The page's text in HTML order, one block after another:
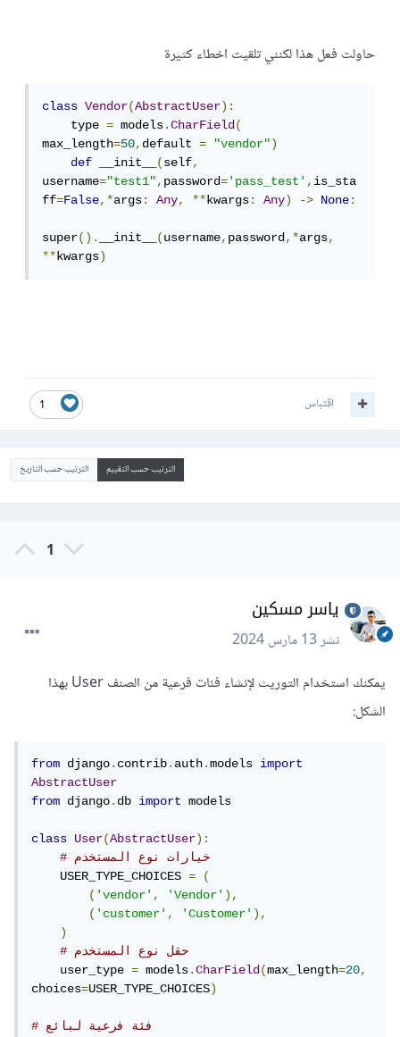
حاولت فعل هذا لكنني تلقيت اخطاء كثيرة
class Vendor(AbstractUser):
    type
= models.CharField(
max_length=50,default = "vendor")
def
__init__(self,
username="test1",password='pass_test',is_sta
ff=False,*args: Any, **kwargs: Any) -> None:
super(). __init__(username,password,*args,
**kwargs)
1 اقتباس
الترتيب حسب التقييم الترتيب حسب التاريخ
1
ياسر مسكين
نشر13 مارس 2024
يمكنك استخدام التوريث لإنشاء فئات فرعية من الصنف User بهذا
الشكل:
from django.contrib.auth.models import
AbstractUser
from django.db import models
class User(AbstractUser):
# خيارات نوع المستخدم
USER_TYPE_CHOICES =
(
('vendor', 'Vendor'),
('customer', 'Customer'),
)
# حقل نوع المستخدم
user_type = models.CharField(max_length=20,
choices=USER_TYPE_CHOICES)
# فئة فرعية لبائع